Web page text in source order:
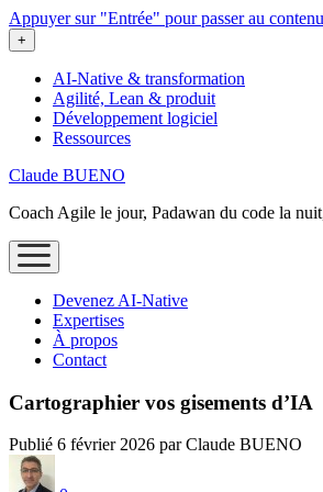
Appuyer sur "Entrée" pour passer au contenu
ouvrir
le
+
AI-Native & transformation
Agilité, Lean & produit
Développement logiciel
Ressources
Claude BUENO
Coach Agile le jour, Padawan du code la
ouvrir
le
Devenez AI‑Native
Expertises
À propos
Contact
Cartographier vos gisements d’IA
Publié 6 février 2026 par Claude BUENO